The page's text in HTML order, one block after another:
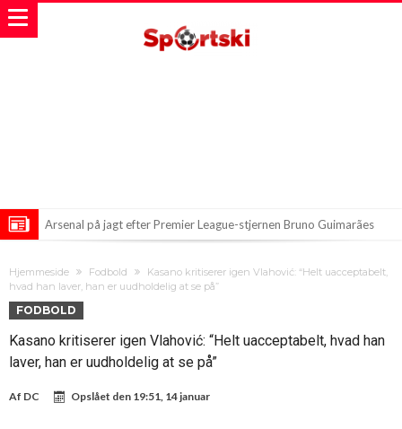
Arsenal på jagt efter Premier League-stjernen Bruno Guimarães
Gonzalo Garcia skifter til Fulham i opsigtsvækkende transfer
Hjemmeside Fodbold
Kasano kritiserer igen Vlahović: “Helt uacceptabelt,
hvad han laver, han er uudholdelig at se på”
FODBOLD
Kasano kritiserer igen Vlahović: “Helt uacceptabelt, hvad han
laver, han er uudholdelig at se på”
Af DC Opslået den 19:51, 14 januar